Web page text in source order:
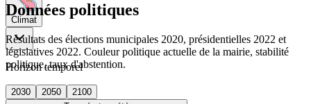
Climat
Horizon temporel
2030 2050
2100
Données politiques
Résultats des élections municipales 2020, présidentielles 2022 et
législatives 2022. Couleur politique actuelle de la mairie, stabilité
politique, taux d'abstention.